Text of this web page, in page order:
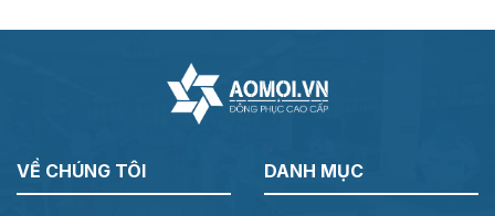
VỀ CHÚNG TÔI DANH MỤC